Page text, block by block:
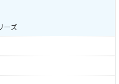
ーズ